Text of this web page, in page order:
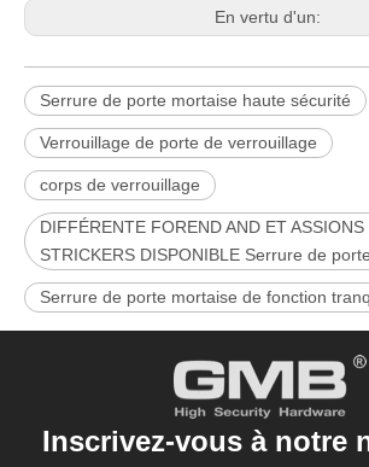
En vertu d'un:
Serrure de porte mortaise haute sécurité
Verrouillage de porte de verrouillage
corps de verrouillage
DIFFÉRENTE FOREND AND ET ASSIONS
STRICKERS DISPONIBLE Serrure de
Serrure de porte mortaise de fonction
Inscrivez-vous à notre